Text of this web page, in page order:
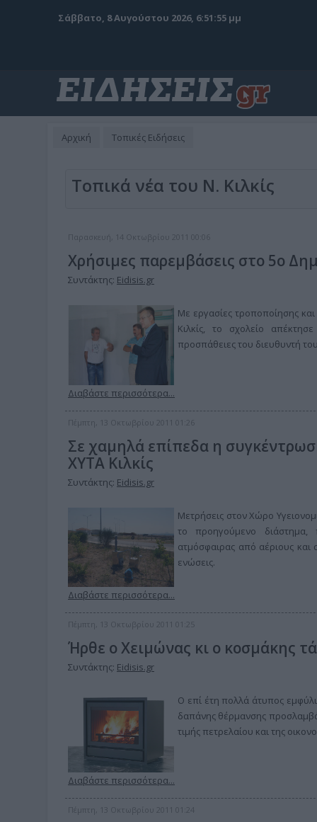
Σάββατο, 8 Αυγούστου 2026, 6:51:56 μμ
Αρχική Τοπικές Ειδήσεις
Τοπικά νέα του Ν. Κιλκίς
Παρασκευή, 14 Οκτωβρίου 2011 00:06
Χρήσιμες παρεμβάσεις στο 5ο
Συντάκτης: Eidisis.gr
Με εργασίες τροποποίησης
Κιλκίς, το σχολείο
προσπάθειες του διευθυντή
Διαβάστε περισσότερα...
Πέμπτη, 13 Οκτωβρίου 2011 01:26
Σε χαμηλά επίπεδα η
ΧΥΤΑ Κιλκίς
Συντάκτης: Eidisis.gr
Μετρήσεις στον Χώρο
το προηγούμενο διάστημα,
ατμόσφαιρας από αέριους και
ενώσεις.
Διαβάστε περισσότερα...
Πέμπτη, 13 Οκτωβρίου 2011 01:25
Ήρθε ο Χειμώνας κι ο κοσμάκης
Συντάκτης: Eidisis.gr
Ο επί έτη πολλά άτυπος
δαπάνης θέρμανσης
τιμής πετρελαίου και της
Διαβάστε περισσότερα...
Πέμπτη, 13 Οκτωβρίου 2011 01:24